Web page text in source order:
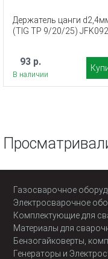
Держатель цанги
(TIG TP 9/20/25)
93 р.
В наличии
Газосварочное
Электросварочное
Комплектующие для
Материалы для
Бензогайковерты,
Генераторы и